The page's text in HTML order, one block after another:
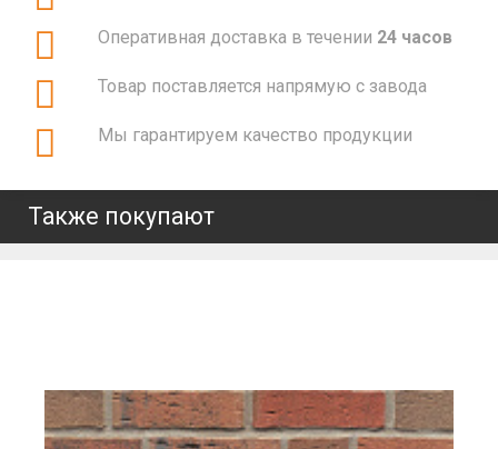
Оперативная доставка в течении 24 часов
Товар поставляется напрямую с завода
Мы гарантируем качество продукции
Также покупают